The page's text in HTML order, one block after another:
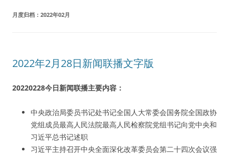
月度归档： 2022年02月
2022年2月28日新闻联播文字版
20220228今日新闻联播主要内容：
中央政治局委员书记处书记全国人大常委会国务院全国政协
党组成员最高人民法院最高人民检察院党组书记向党中央和
习近平总书记述职
习近平主持召开中央全面深化改革委员会第二十四次会议强